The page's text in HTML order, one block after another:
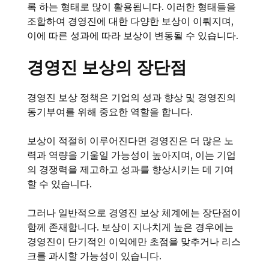
록 하는 형태로 많이 활용됩니다. 이러한 형태들을
조합하여 경영진에 대한 다양한 보상이 이뤄지며,
이에 따른 성과에 따라 보상이 변동될 수 있습니다.
경영진 보상의 장단점
경영진 보상 정책은 기업의 성과 향상 및 경영진의
동기부여를 위해 중요한 역할을 합니다.
보상이 적절히 이루어진다면 경영진은 더 많은 노
력과 역량을 기울일 가능성이 높아지며, 이는 기업
의 경쟁력을 제고하고 성과를 향상시키는 데 기여
할 수 있습니다.
그러나 일반적으로 경영진 보상 체계에는 장단점이
함께 존재합니다. 보상이 지나치게 높은 경우에는
경영진이 단기적인 이익에만 초점을 맞추거나 리스
크를 과시할 가능성이 있습니다.